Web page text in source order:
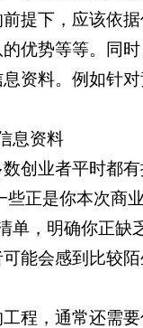
提下，应该依
优势等等。同
资料。例如针
息资料
创业者平时都
正是你本次商
单，明确你正
能会感到比较
程，通常还需